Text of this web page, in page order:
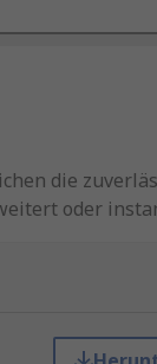
die
oder
industrielle